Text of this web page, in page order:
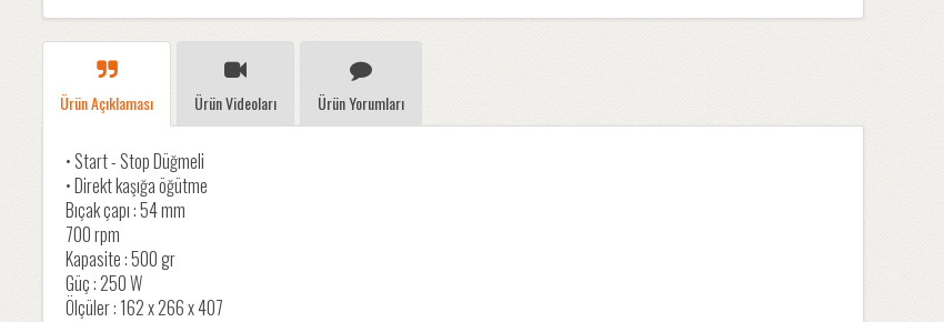
Ürün Açıklaması Ürün Videoları Ürün Yorumları
• Start - Stop Düğmeli
• Direkt kaşığa öğütme
Bıçak çapı : 54 mm
700 rpm
Kapasite : 500 gr
Güç : 250 W
Ölçüler : 162 x 266 x 407